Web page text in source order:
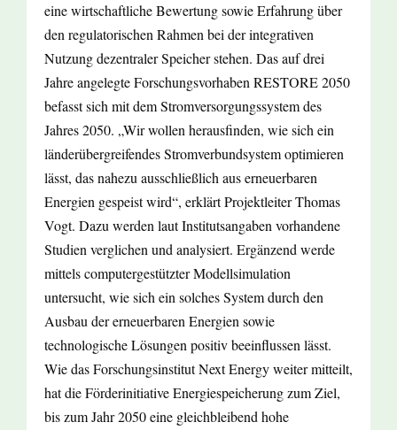
eine wirtschaftliche Bewertung sowie Erfahrung über
den regulatorischen Rahmen bei der integrativen
Nutzung dezentraler Speicher stehen. Das auf drei
Jahre angelegte Forschungsvorhaben RESTORE 2050
befasst sich mit dem Stromversorgungssystem des
Jahres 2050. „Wir wollen herausfinden, wie sich ein
länderübergreifendes Stromverbundsystem optimieren
lässt, das nahezu ausschließlich aus erneuerbaren
Energien gespeist wird“, erklärt Projektleiter Thomas
Vogt. Dazu werden laut Institutsangaben vorhandene
Studien verglichen und analysiert. Ergänzend werde
mittels computergestützter Modellsimulation
untersucht, wie sich ein solches System durch den
Ausbau der erneuerbaren Energien sowie
technologische Lösungen positiv beeinflussen lässt.
Wie das Forschungsinstitut Next Energy weiter mitteilt,
hat die Förderinitiative Energiespeicherung zum Ziel,
bis zum Jahr 2050 eine gleichbleibend hohe